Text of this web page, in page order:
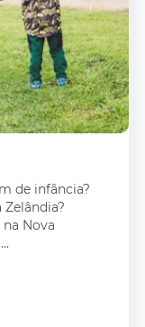
de infância?
Nova